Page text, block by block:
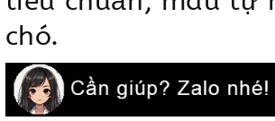
chó.